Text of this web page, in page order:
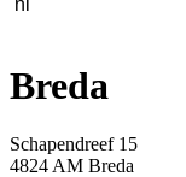
Breda
Schapendreef 15
4824 AM Breda